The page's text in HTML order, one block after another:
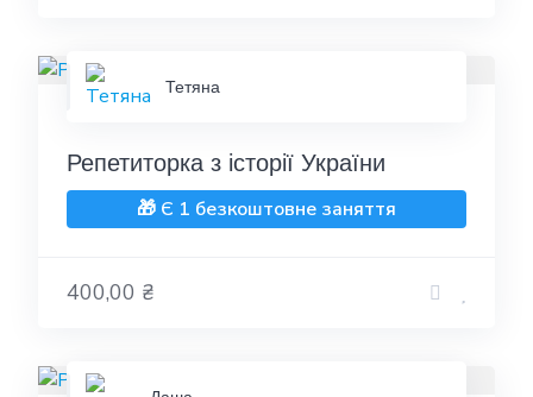
Тетяна
Репетиторка з історії України
🎁 Є 1 безкоштовне заняття
400,00 ₴